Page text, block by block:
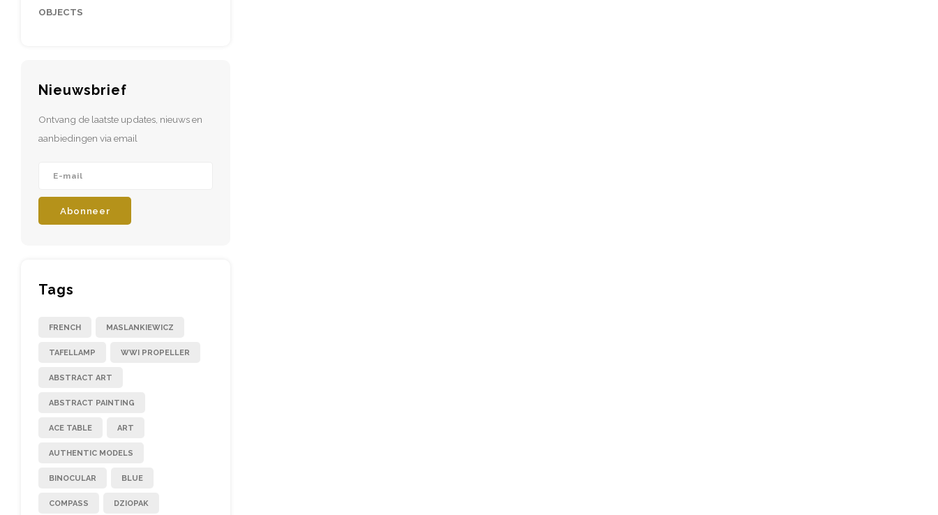
OBJECTS
Nieuwsbrief
Ontvang de laatste updates, nieuws en
aanbiedingen via email
Abonneer
Tags
FRENCH MASLANKIEWICZ
TAFELLAMP WWI PROPELLER
ABSTRACT ART
ABSTRACT PAINTING
ACE TABLE ART
AUTHENTIC MODELS
BINOCULAR BLUE
COMPASS DZIOPAK